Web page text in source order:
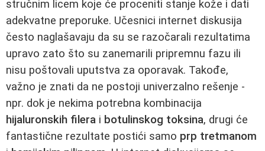
stručnim licem koje će proceniti stanje kože i dati
adekvatne preporuke. Učesnici internet diskusija
često naglašavaju da su se razočarali rezultatima
upravo zato što su zanemarili pripremnu fazu ili
nisu poštovali uputstva za oporavak. Takođe,
važno je znati da ne postoji univerzalno rešenje -
npr. dok je nekima potrebna kombinacija
hijaluronskih filera i botulinskog toksina, drugi će
fantastične rezultate postići samo prp tretmanom